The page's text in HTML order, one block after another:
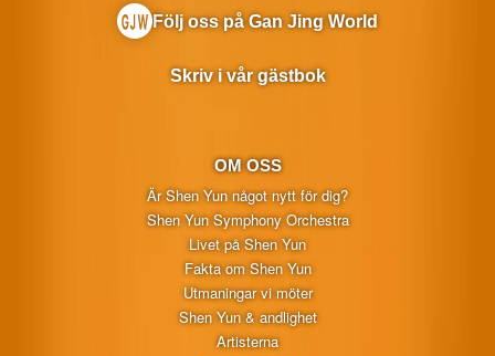
OM OSS
Är Shen Yun något nytt för dig?
Shen Yun Symphony Orchestra
Livet på Shen Yun
Fakta om Shen Yun
Utmaningar vi möter
Shen Yun & andlighet
Artisterna
Följ oss på Gan Jing World
Skriv i vår gästbok